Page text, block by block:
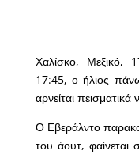
Χαλίσκο, Μεξικό,
17:45, ο ήλιος
αρνείται πεισματικά
Ο Εβεράλντο
του άουτ,